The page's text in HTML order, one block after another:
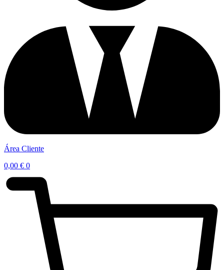
Área Cliente
0,00 € 0